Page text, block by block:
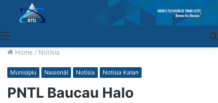
Home / Notísia
Munisípiu Nasionál Notísia Notísia Kalan
PNTL Baucau Halo